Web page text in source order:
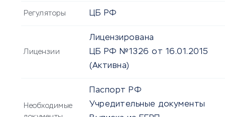
Регуляторы ЦБ РФ
Лицензии
Лицензирована
ЦБ РФ №1326 от 16.01.2015
(Активна)
Необходимые
Паспорт РФ
Учредительные документы